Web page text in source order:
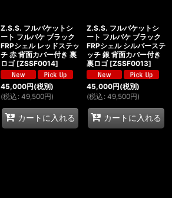
Z.S.S. フルバケットシ
ート フルバケ ブラック
FRPシェル レッドステッ
チ 赤 背面カバー付き 裏
ロゴ [ZSSF0014]
45,000円(税別)
(税込 : 49,500円)
カートに入れる
Z.S.S. フルバケットシ
ート フルバケ ブラック
FRPシェル シルバーステ
ッチ 銀 背面カバー付き
裏ロゴ [ZSSF0013]
45,000円(税別)
(税込 : 49,500円)
カートに入れる